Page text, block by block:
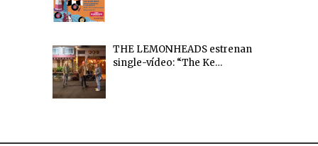
THE LEMONHEADS estrenan
single-vídeo: “The Ke…